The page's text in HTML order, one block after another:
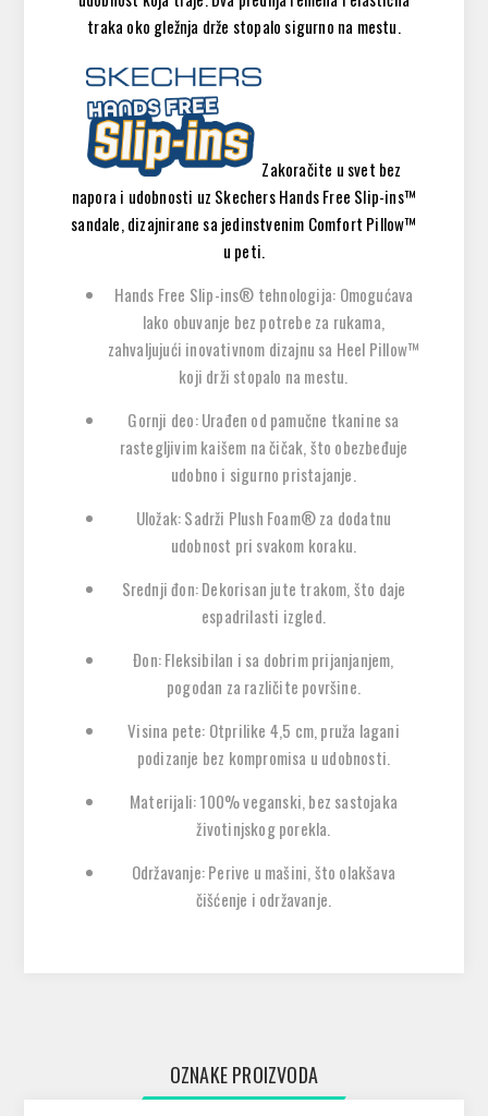
traka oko gležnja drže stopalo sigurno na mestu.
Zakoračite u svet bez
napora i udobnosti uz Skechers Hands Free Slip-ins™
sandale, dizajnirane sa jedinstvenim Comfort Pillow™
u peti.
Hands Free Slip-ins® tehnologija: Omogućava
lako obuvanje bez potrebe za rukama,
zahvaljujući inovativnom dizajnu sa Heel Pillow™
koji drži stopalo na mestu.
Gornji deo:Urađen od pamučne tkanine sa
rastegljivim kaišem na čičak, što obezbeđuje
udobno i sigurno pristajanje.
Uložak:Sadrži Plush Foam®za dodatnu
udobnost pri svakom koraku.
Srednji đon:Dekorisan jute trakom, što daje
espadrilasti izgled.
Đon:Fleksibilan i sa dobrim prijanjanjem,
pogodan za različite površine.
Visina pete: Otprilike 4,5 cm, pruža lagani
podizanje bez kompromisa u udobnosti.
Materijali:100%veganski, bez sastojaka
životinjskog porekla.
Održavanje:Perive u mašini, što olakšava
čišćenje i održavanje.
OZNAKE PROIZVODA